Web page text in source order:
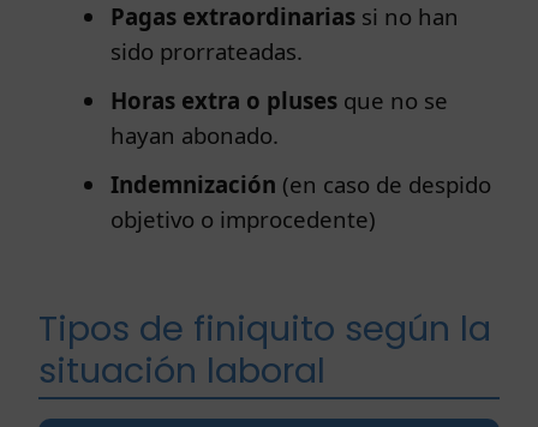
Pagas extraordinariassi no han
sido prorrateadas.
Horas extra o plusesque no se
hayan abonado.
Indemnización (en caso de despido
objetivo o improcedente)
Tipos de finiquito según la
situación laboral